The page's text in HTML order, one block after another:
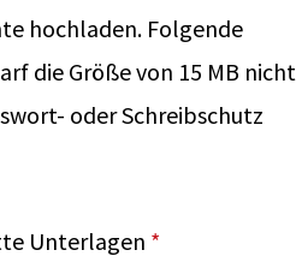
hochladen. Folgende
die Größe von 15 MB nicht
oder Schreibschutz
Unterlagen *